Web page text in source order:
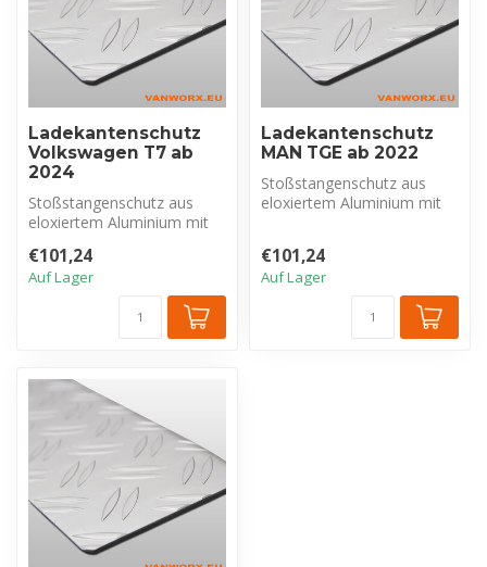
Ladekantenschutz
Volkswagen T7 ab
2024
Stoßstangenschutz aus
eloxiertem Aluminium mit
V...
€101,24
Auf Lager
Ladekantenschutz
MAN TGE ab 2022
Stoßstangenschutz aus
eloxiertem Aluminium mit
€101,24
Auf Lager